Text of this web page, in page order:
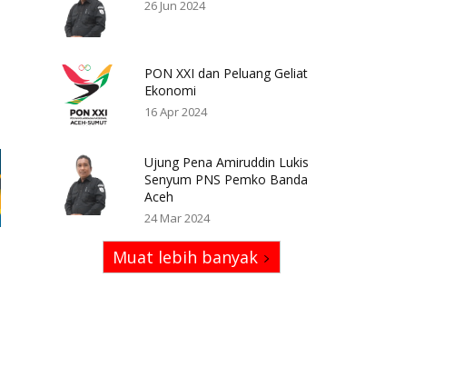
26 Jun 2024
PON XXI dan Peluang Geliat
Ekonomi
16 Apr 2024
Ujung Pena Amiruddin Lukis
Senyum PNS Pemko Banda
Aceh
24 Mar 2024
Muat lebih banyak